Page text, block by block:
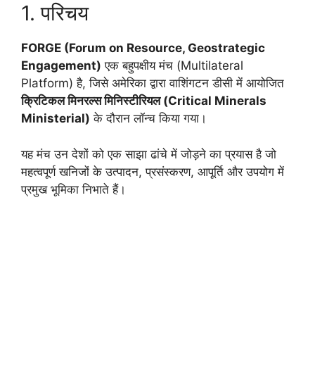
1. परिचय
FORGE (Forum on Resource, Geostrategic
Engagement) एक बहुपक्षीय मंच (Multilateral
Platform) है, जिसे अमेरिका द्वारा वाशिंगटन डीसी में आयोजित
क्रिटिकल मिनरल्स मिनिस्टीरियल (Critical Minerals
Ministerial) के दौरान लॉन्च किया गया।
यह मंच उन देशों को एक साझा ढांचे में जोड़ने का प्रयास है जो
महत्वपूर्ण खनिजों के उत्पादन, प्रसंस्करण, आपूर्ति और उपयोग में
प्रमुख भूमिका निभाते हैं।